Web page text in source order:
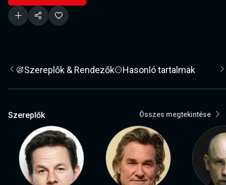
Szereplők & Rendezők Hasonló tartalmak
Szereplők Összes megtekintése